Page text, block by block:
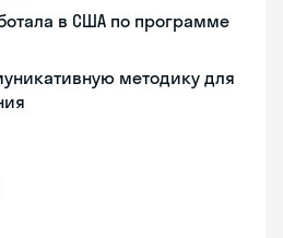
в США по программе
методику для